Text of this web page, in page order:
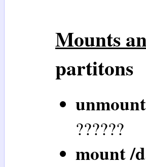
Mounts
partitons
??????
mount /